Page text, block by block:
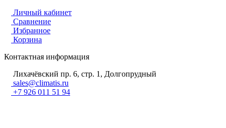
Личный кабинет
Сравнение
Избранное
Корзина
Контактная информация
Лихачёвский пр. 6, стр. 1, Долгопрудный
sales@climatis.ru
+7 926 011 51 94